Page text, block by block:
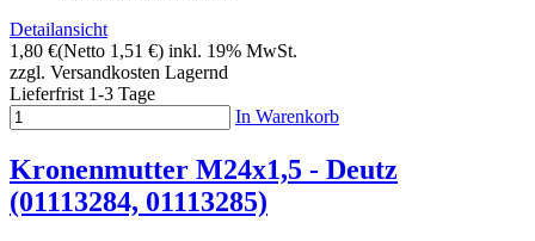
Detailansicht
1,80 €(Netto 1,51 €) inkl. 19% MwSt.
zzgl. Versandkosten Lagernd
Lieferfrist 1-3 Tage
In Warenkorb
Kronenmutter M24x1,5 - Deutz
(01113284, 01113285)